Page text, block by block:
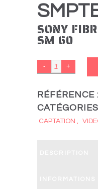
SONY
SM 60
SONY
LEMO
SMPTE
SM
RÉFÉRENCE :
CAPTATION ,